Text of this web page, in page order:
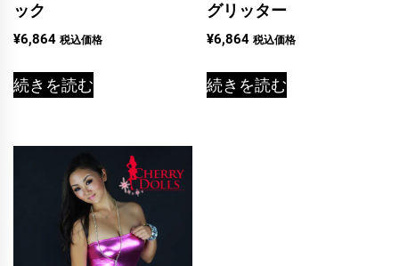
ック
¥6,864 税込価格
続きを読む
グリッター
¥6,864 税込価格
続きを読む